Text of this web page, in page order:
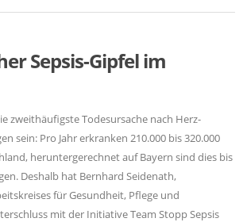
Sepsis-Gipfel im
zweithäufigste Todesursache nach Herz-
sein: Pro Jahr erkranken 210.000 bis 320.000
heruntergerechnet auf Bayern sind dies bis
Deshalb hat Bernhard Seidenath,
für Gesundheit, Pflege und
mit der Initiative Team Stopp Sepsis